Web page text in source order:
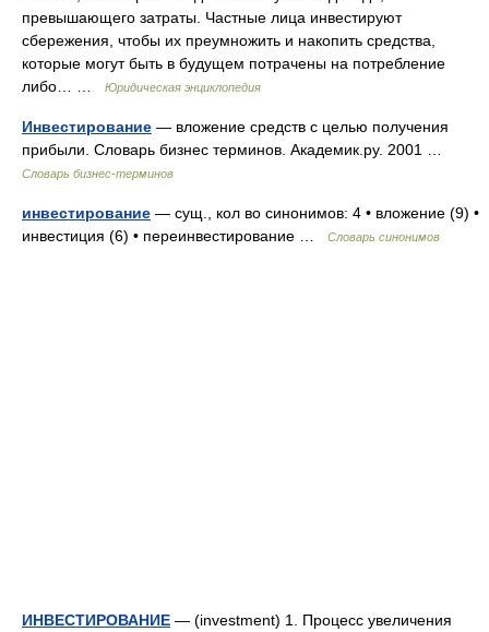
превышающего затраты. Частные лица инвестируют
сбережения, чтобы их преумножить и накопить средства,
которые могут быть в будущем потрачены на потребление
либо… …
Юридическая энциклопедия
Инвестирование — вложение средств с целью получения
прибыли. Словарь бизнес терминов. Академик.ру. 2001 …
Словарь бизнес-терминов
инвестирование — сущ., кол во синонимов: 4 • вложение (9) •
инвестиция (6) • переинвестирование …
Словарь синонимов
ИНВЕСТИРОВАНИЕ — (investment) 1. Процесс увеличения